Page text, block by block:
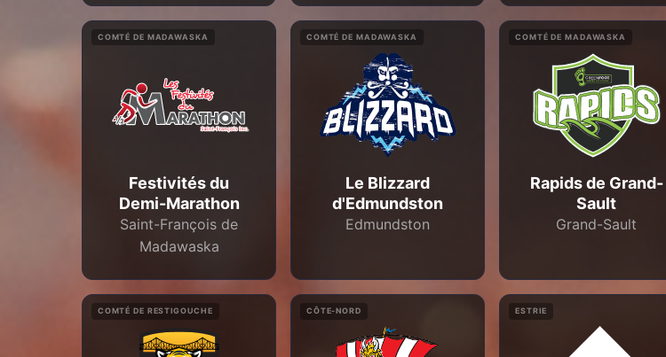
COMTÉ DE MADAWASKA
Festivités du
Demi-Marathon
Saint-François de
Madawaska
COMTÉ DE MADAWASKA
Le Blizzard
d'Edmundston
Edmundston
COMTÉ DE MADAWASKA
Rapids de Grand-
Sault
Grand-Sault
COMTÉ DE RESTIGOUCHE CÔTE-NORD ESTRIE